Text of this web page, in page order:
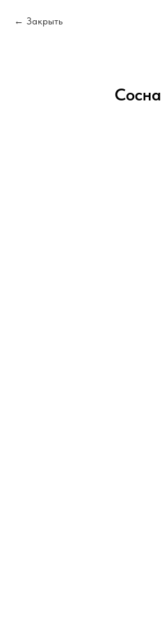
Закрыть